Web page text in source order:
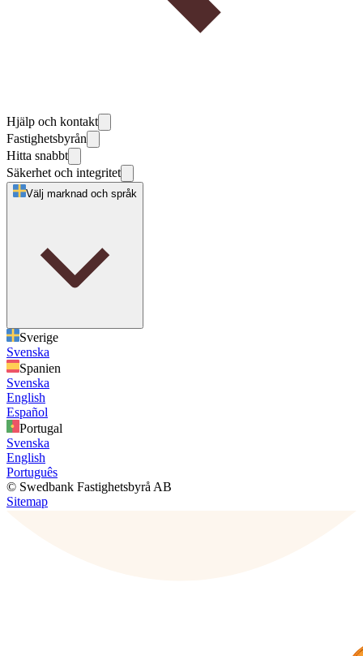
Hjälp och kontakt
Fastighetsbyrån
Hitta snabbt
Säkerhet och integritet
Välj marknad och språk
Sverige
Svenska
Spanien
Svenska
English
Español
Portugal
Svenska
English
Português
© Swedbank Fastighetsbyrå AB
Sitemap